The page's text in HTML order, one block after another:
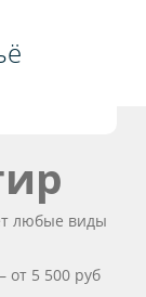
любые виды
от 5 500 руб